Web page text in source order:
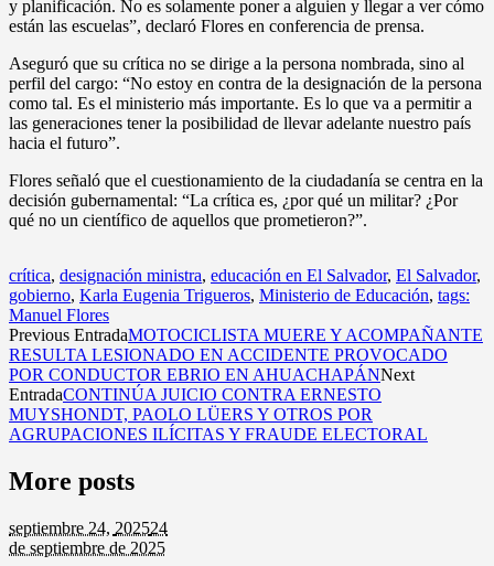
y planificación. No es solamente poner a alguien y llegar a ver cómo
están las escuelas”, declaró Flores en conferencia de prensa.
Aseguró que su crítica no se dirige a la persona nombrada, sino al
perfil del cargo: “No estoy en contra de la designación de la persona
como tal. Es el ministerio más importante. Es lo que va a permitir a
las generaciones tener la posibilidad de llevar adelante nuestro país
hacia el futuro”.
Flores señaló que el cuestionamiento de la ciudadanía se centra en la
decisión gubernamental: “La crítica es, ¿por qué un militar? ¿Por
qué no un científico de aquellos que prometieron?”.
crítica, designación ministra, educación en El Salvador, El Salvador,
gobierno, Karla Eugenia Trigueros, Ministerio de Educación, tags:
Manuel Flores
Previous EntradaMOTOCICLISTA MUERE Y ACOMPAÑANTE
RESULTA LESIONADO EN ACCIDENTE PROVOCADO
POR CONDUCTOR EBRIO EN AHUACHAPÁNNext
EntradaCONTINÚA JUICIO CONTRA ERNESTO
MUYSHONDT, PAOLO LÜERS Y OTROS POR
AGRUPACIONES ILÍCITAS Y FRAUDE ELECTORAL
More posts
septiembre 24, 202524
de septiembre de 2025